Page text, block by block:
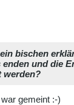
bischen
und die
werden?
gemeint :-)